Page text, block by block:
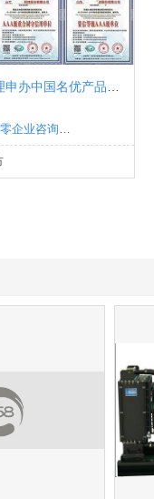
清远市贰零陆零企业咨询有限公司